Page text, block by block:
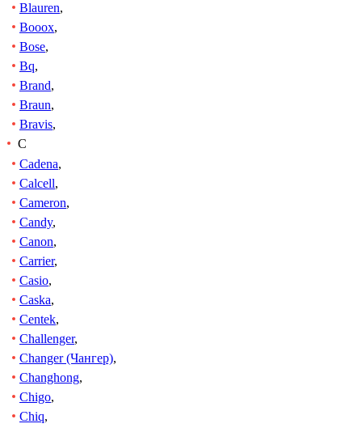
Blauren,
Booox,
Bose,
Bq,
Brand,
Braun,
Bravis,
C
Cadena,
Calcell,
Cameron,
Candy,
Canon,
Carrier,
Casio,
Caska,
Centek,
Challenger,
Changer (Чангер),
Changhong,
Chigo,
Chiq,